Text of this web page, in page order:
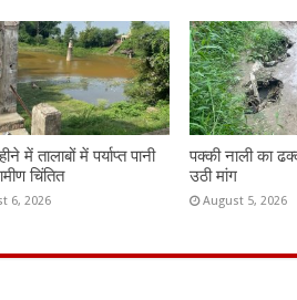
में तालाबों में पर्याप्त पानी
चिंतित
6, 2026
पक्की नाली का
उठी मांग
August 5, 2026